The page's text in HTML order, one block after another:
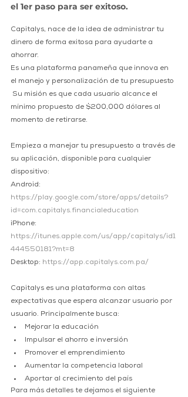
el 1er paso para ser exitoso.
Capitalys, nace de la idea de administrar tu
dinero de forma exitosa para ayudarte a
ahorrar.
Es una plataforma panameña que innova en
el manejo y personalización de tu presupuesto
Su misión es que cada usuario alcance el
mínimo propuesto de $200,000 dólares al
momento de retirarse.
Empieza a manejar tu presupuesto a través de
su aplicación, disponible para cualquier
dispositivo:
Android:
https://play.google.com/store/apps/details?
id=com.capitalys.financialeducation
iPhone:
https://itunes.apple.com/us/app/capitalys/id1
444550181?mt=8
Desktop: https://app.capitalys.com.pa/
Capitalys es una plataforma con altas
expectativas que espera alcanzar usuario por
usuario. Principalmente busca:
Mejorar la educación
Impulsar el ahorro e inversión
Promover el emprendimiento
Aumentar la competencia laboral
Aportar al crecimiento del país
Para más detalles te dejamos el siguiente